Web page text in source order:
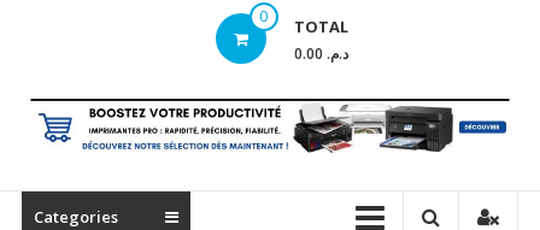
en
ligne
matériel
informatique
0 TOTAL
د.م. 0.00
Categories